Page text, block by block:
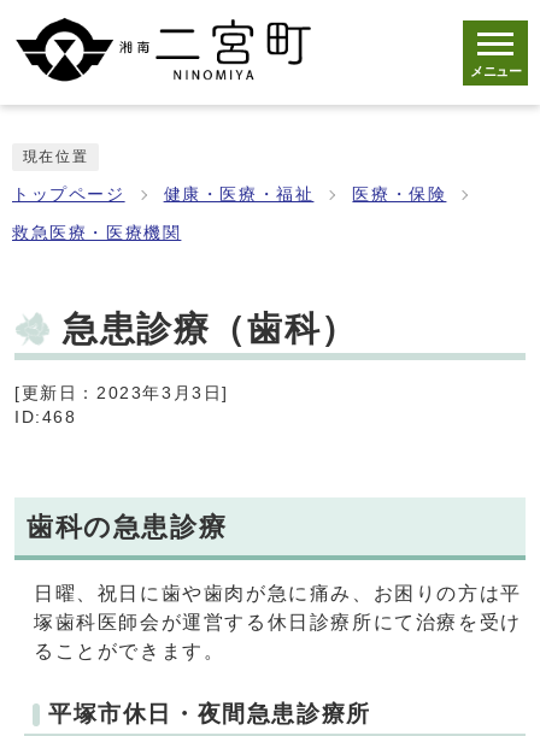
メニュー
現在位置
トップページ 健康・医療・福祉 医療・保険
救急医療・医療機関
急患診療（歯科）
[更新日：2023年3月3日]
ID:468
歯科の急患診療
日曜、祝日に歯や歯肉が急に痛み、お困りの方は平
塚歯科医師会が運営する休日診療所にて治療を受け
ることができます。
平塚市休日・夜間急患診療所